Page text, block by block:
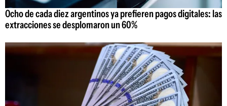
Ocho de cada diez argentinos ya prefieren pagos digitales: las
extracciones se desplomaron un 60%